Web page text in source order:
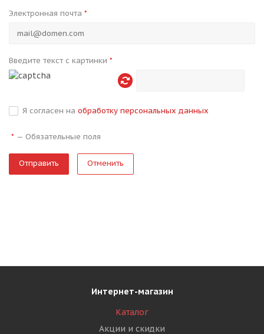
Электронная почта *
Введите текст с картинки *
Я согласен на обработку персональных данных
* — Обязательные поля
Отменить
Интернет-магазин
Каталог
Акции и скидки